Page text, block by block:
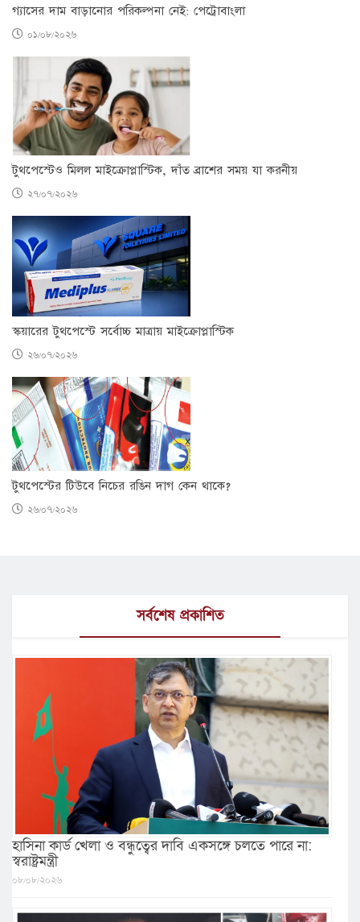
গ্যাসের দাম বাড়ানোর পরিকল্পনা নেই: পেট্রোবাংলা
০১/০৮/২০২৬
টুথপেস্টেও মিলল মাইক্রোপ্লাস্টিক, দাঁত ব্রাশের সময় যা করনীয়
২৭/০৭/২০২৬
স্কয়ারের টুথপেস্টে সর্বোচ্চ মাত্রায় মাইক্রোপ্লাস্টিক
২৬/০৭/২০২৬
টুথপেস্টের টিউবে নিচের রঙিন দাগ কেন থাকে?
২৬/০৭/২০২৬
সর্বশেষ প্রকাশিত
হাসিনা কার্ড খেলা ও বন্ধুত্বের দাবি একসঙ্গে চলতে পারে না:
স্বরাষ্ট্রমন্ত্রী
০৮/০৮/২০২৬